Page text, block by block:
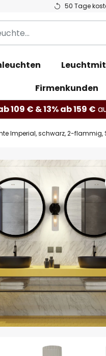
50 Tage
Firmenkunden
109 € & 13% ab 159 €
Imperial, schwarz, 2-flammig,